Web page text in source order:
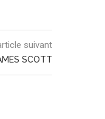
suivant
SCOTT